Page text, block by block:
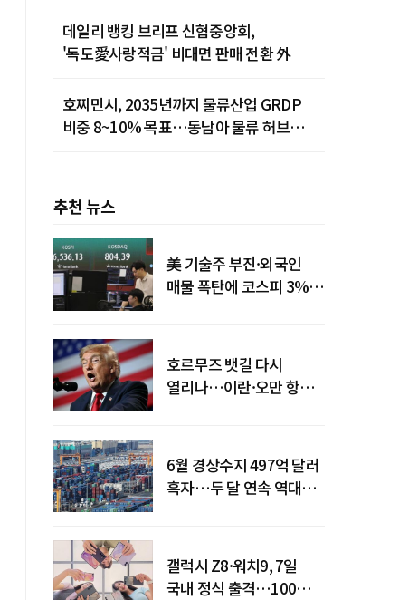
데일리 뱅킹 브리프 신협중앙회,
'독도愛사랑적금' 비대면 판매 전환 外
호찌민시, 2035년까지 물류산업 GRDP
비중 8~10% 목표…동남아 물류 허브
추천 뉴스
美 기술주 부진·외국인
매물 폭탄에 코스피 3%대
호르무즈 뱃길 다시
열리나…이란·오만 항로
6월 경상수지 497억 달러
흑자…두 달 연속 역대
갤럭시 Z8·워치9, 7일
국내 정식 출격…100개국